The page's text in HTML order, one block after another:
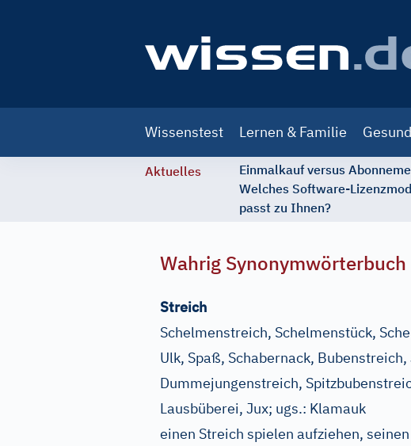
navigation
Wissenstest Lernen & Familie
Aktuelles
Einmalkauf versus
Welches Software-
passt zu Ihnen?
Wahrig Synonymwörterbuch
Streich
Schelmenstreich, Schelmenstück,
Ulk, Spaß, Schabernack,
Dummejungenstreich,
Lausbüberei, Jux; ugs.: Klamauk
einen Streich spielen aufziehen,